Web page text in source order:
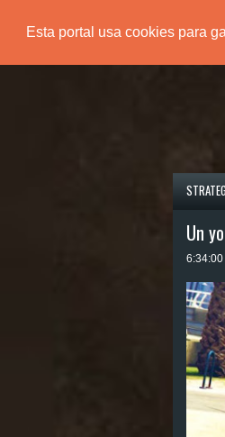
Esta portal usa cookies para
PÁGINA
Un
6:34:00